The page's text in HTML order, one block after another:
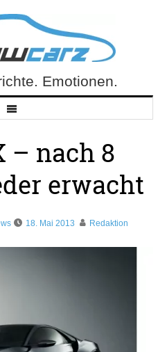
Emotionen.
– nach 8
erwacht
18. Mai 2013 Redaktion